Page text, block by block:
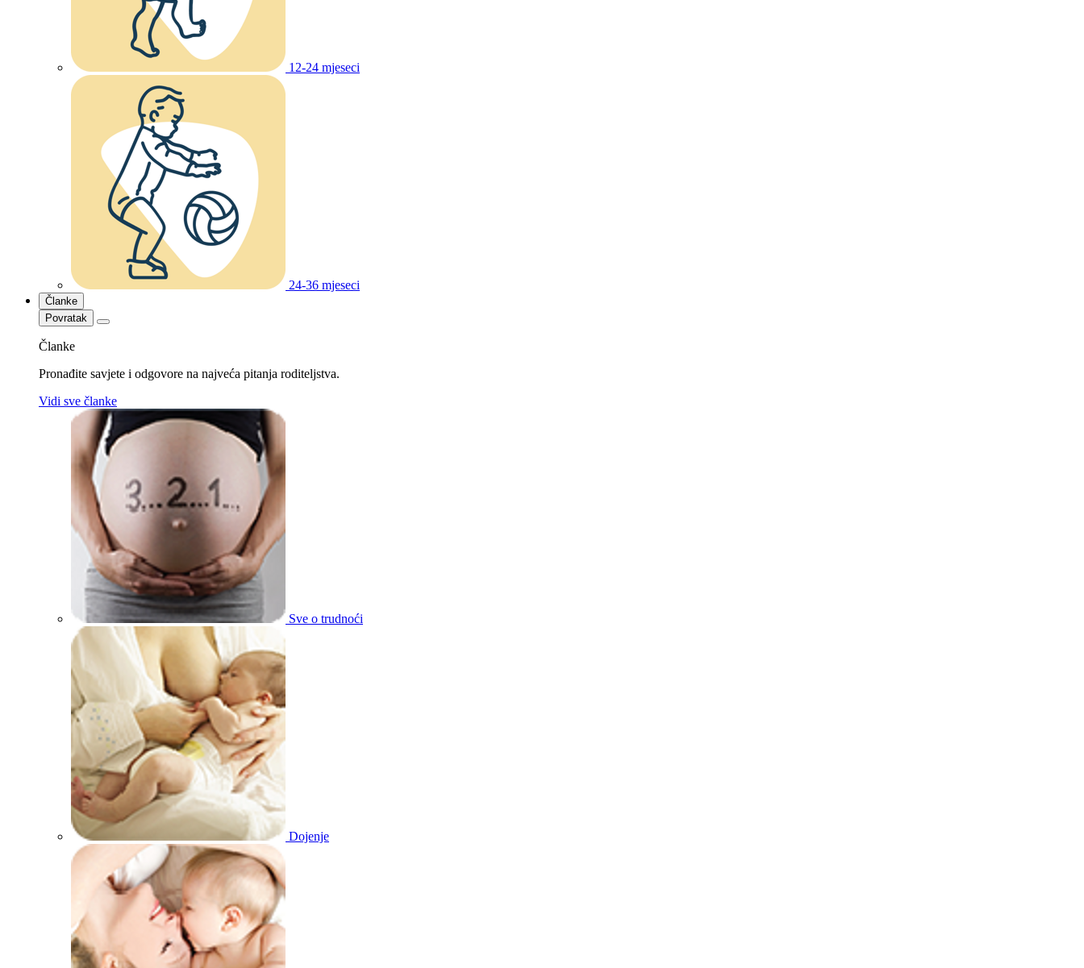
12-24 mjeseci
24-36 mjeseci
Članke
Povratak
Članke
Pronađite savjete i odgovore na najveća pitanja roditeljstva.
Vidi sve članke
Sve o trudnoći
Dojenje